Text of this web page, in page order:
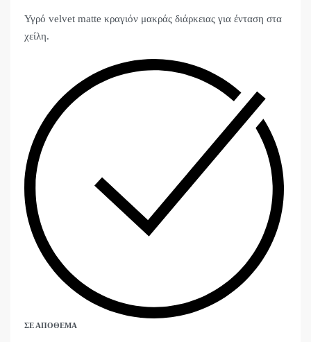
Υγρό velvet matte κραγιόν μακράς διάρκειας για ένταση στα
χείλη.
ΣΕ ΑΠΌΘΕΜΑ